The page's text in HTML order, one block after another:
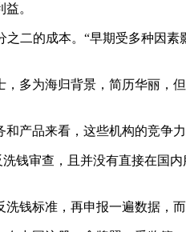
。
二的成本。“早期受多种因素
多为海归背景，简历华丽，
产品来看，这些机构的竞争力
钱审查，且并没有直接在国内
钱标准，再申报一遍数据，而